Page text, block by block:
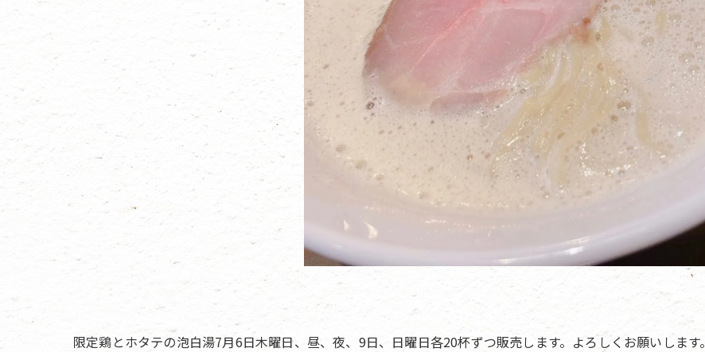
限定鶏とホタテの泡白湯7月6日木曜日、昼、夜、9日、日曜日各20杯ずつ販売します。よろしくお願いします。